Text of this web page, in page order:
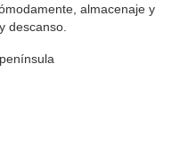
almacenaje y
descanso.